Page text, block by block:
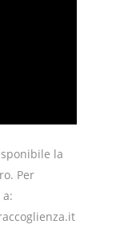
la
Per